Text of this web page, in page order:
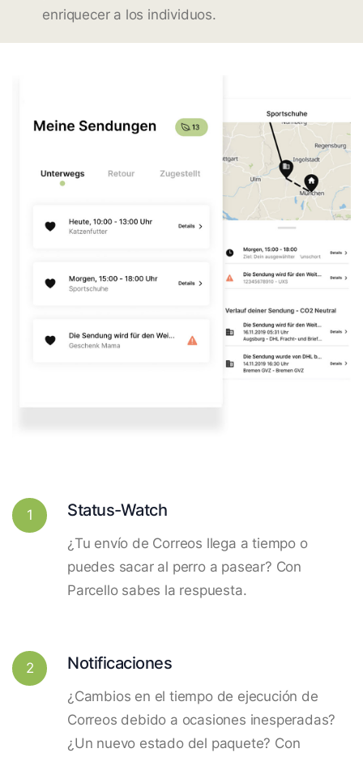
enriquecer a los individuos.
1 Status-Watch
¿Tu envío de Correos llega a tiempo o
puedes sacar al perro a pasear? Con
Parcello sabes la respuesta.
2 Notificaciones
¿Cambios en el tiempo de ejecución de
Correos debido a ocasiones inesperadas?
¿Un nuevo estado del paquete? Con